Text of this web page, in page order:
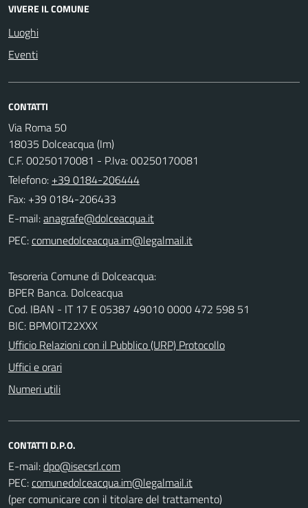
VIVERE IL COMUNE
Luoghi
Eventi
CONTATTI
Via Roma 50
18035 Dolceacqua (Im)
C.F. 00250170081 - P.Iva: 00250170081
Telefono: +39 0184-206444
Fax: +39 0184-206433
E-mail:
PEC:
Tesoreria Comune di Dolceacqua:
BPER Banca. Dolceacqua
Cod. IBAN - IT 17 E 05387 49010 0000 472 598 51
BIC: BPMOIT22XXX
Ufficio Relazioni con il Pubblico (URP) Protocollo
Uffici e orari
Numeri utili
CONTATTI D.P.O.
E-mail:
PEC:
(per comunicare con il titolare del trattamento)